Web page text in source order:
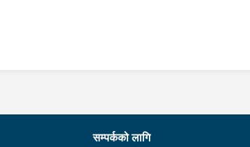
सम्पर्कको लागि